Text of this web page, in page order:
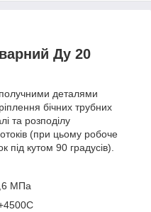
Ду 20
деталями
бічних трубних
та розподілу
(при цьому робоче
під кутом 90 градусів).
МПа